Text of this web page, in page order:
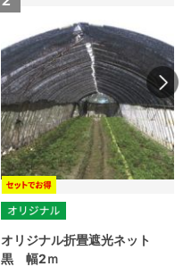
オリジナル折畳遮光ネット
黒 幅2ｍ